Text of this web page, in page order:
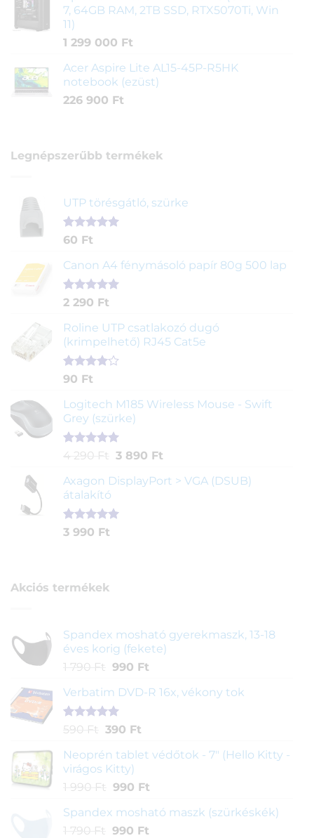
7, 64GB RAM, 2TB SSD, RTX5070Ti, Win
11)
1 299 000 Ft
Acer Aspire Lite AL15-45P-R5HK
notebook (ezüst)
226 900 Ft
Legnépszerűbb termékek
UTP törésgátló, szürke
Értékelés
ből,
1
értékelés
alapján
60 Ft
Canon A4 fénymásoló papír 80g 500 lap
Értékelés
ből,
2
értékelés
alapján
2 290 Ft
Roline UTP csatlakozó dugó
(krimpelhető) RJ45 Cat5e
Értékelés
5-ből,
2
értékelés
alapján
90 Ft
Logitech M185 Wireless Mouse - Swift
Grey (szürke)
Értékelés
ből,
1
értékelés
alapján
4 290 Ft Original
was:
290 Ft.
3 890 FtCurrent
is:
Axagon DisplayPort > VGA (DSUB)
átalakító
Értékelés
1
3 990 Ft
Akciós termékek
Spandex mosható gyerekmaszk, 13-18
éves korig (fekete)
1 790 Ft
Original
was:
1
790 Ft.
990 FtCurrent
is:
Verbatim DVD-R 16x, vékony tok
Értékelés
ből,
1
értékelés
alapján
590 Ft
Original
was:
590 Ft.
390 FtCurrent
is:
Neoprén tablet védőtok - 7" (Hello Kitty -
virágos Kitty)
1 990 Ft
Original
was:
1
990 FtCurrent
is:
Spandex mosható maszk (szürkéskék)
1 790 Ft
Original
990 FtCurrent